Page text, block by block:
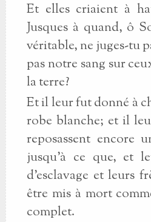
Et elles criaient à
Jusques à quand, ô
véritable, ne juges-tu
pas notre sang sur
la terre?
Et il leur fut donné à
robe blanche; et il
reposassent encore
jusqu’à ce que, et
d’esclavage et leurs
être mis à mort
complet.